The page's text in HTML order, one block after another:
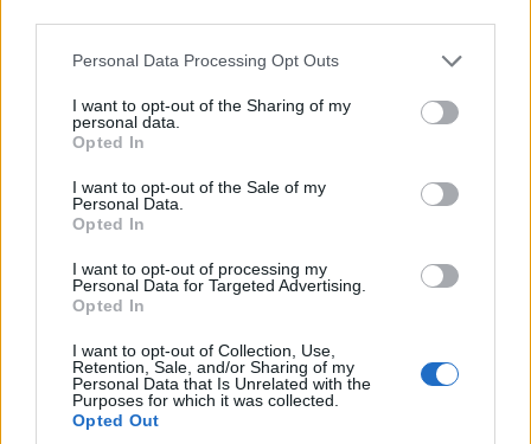
Please note that this website/app uses one or more Google
not limited to your visit or usage behaviour. You may click to
grant or deny consent to Google and its third-party tags to
use your data for below specified purposes in below Google
consent section.
Personal Data Processing Opt Outs
I want to opt-out of the Sharing of my
personal data.
Opted In
I want to opt-out of the Sale of my
Personal Data.
Opted In
I want to opt-out of processing my
Personal Data for Targeted Advertising.
Opted In
I want to opt-out of Collection, Use,
Retention, Sale, and/or Sharing of my
Personal Data that Is Unrelated with the
Purposes for which it was collected.
Opted Out